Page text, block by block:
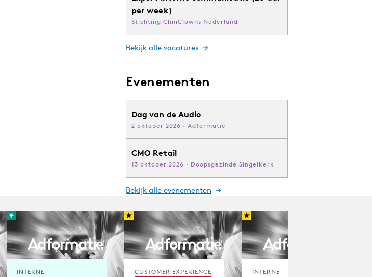
per week)
Stichting CliniClowns Nederland
Bekijk alle vacatures
Evenementen
Dag van de Audio
2 oktober 2026 · Adformatie
CMO Retail
13 oktober 2026 · Doopsgezinde Singelkerk
Bekijk alle evenementen
INTERNE
CUSTOMER EXPERIENCE
INTERNE